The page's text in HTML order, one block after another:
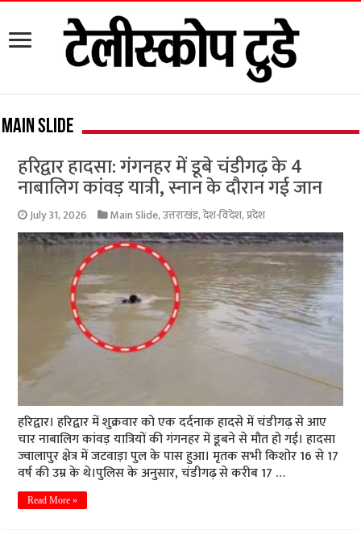
Main Slide
हरिद्वार हादसा: गंगनहर में डूबे चंडीगढ़ के 4
नाबालिग कांवड़ यात्री, स्नान के दौरान गई जान
July 31, 2026 Main Slide,उत्तराखंड,देश-विदेश,प्रदेश
हरिद्वार। हरिद्वार में शुक्रवार को एक दर्दनाक हादसे में चंडीगढ़ से आए
चार नाबालिग कांवड़ यात्रियों की गंगनहर में डूबने से मौत हो गई। हादसा
ज्वालापुर क्षेत्र में जटवाड़ा पुल के पास हुआ। मृतक सभी किशोर 16 से 17
वर्ष की उम्र के थे।पुलिस के अनुसार, चंडीगढ़ से करीब 17 …
Read More »